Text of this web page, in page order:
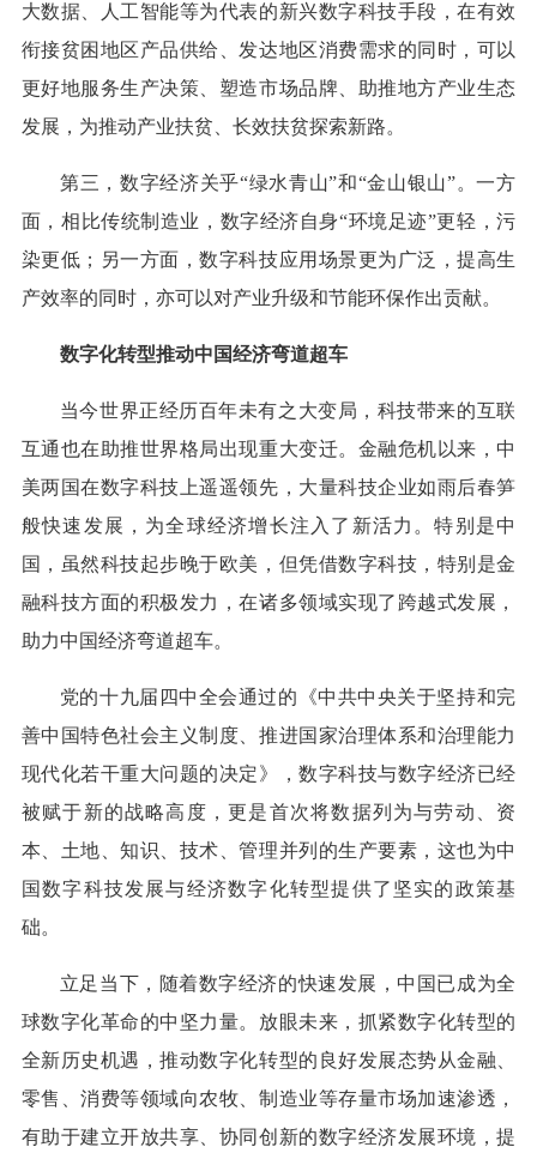
大数据、人工智能等为代表的新兴数字科技手段，在有效
衔接贫困地区产品供给、发达地区消费需求的同时，可以
更好地服务生产决策、塑造市场品牌、助推地方产业生态
发展，为推动产业扶贫、长效扶贫探索新路。
第三，数字经济关乎“绿水青山”和“金山银山”。一方
面，相比传统制造业，数字经济自身“环境足迹”更轻，污
染更低；另一方面，数字科技应用场景更为广泛，提高生
产效率的同时，亦可以对产业升级和节能环保作出贡献。
数字化转型推动中国经济弯道超车
当今世界正经历百年未有之大变局，科技带来的互联
互通也在助推世界格局出现重大变迁。金融危机以来，中
美两国在数字科技上遥遥领先，大量科技企业如雨后春笋
般快速发展，为全球经济增长注入了新活力。特别是中
国，虽然科技起步晚于欧美，但凭借数字科技，特别是金
融科技方面的积极发力，在诸多领域实现了跨越式发展，
助力中国经济弯道超车。
党的十九届四中全会通过的《中共中央关于坚持和完
善中国特色社会主义制度、推进国家治理体系和治理能力
现代化若干重大问题的决定》，数字科技与数字经济已经
被赋于新的战略高度，更是首次将数据列为与劳动、资
本、土地、知识、技术、管理并列的生产要素，这也为中
国数字科技发展与经济数字化转型提供了坚实的政策基
础。
立足当下，随着数字经济的快速发展，中国已成为全
球数字化革命的中坚力量。放眼未来，抓紧数字化转型的
全新历史机遇，推动数字化转型的良好发展态势从金融、
零售、消费等领域向农牧、制造业等存量市场加速渗透，
有助于建立开放共享、协同创新的数字经济发展环境，提